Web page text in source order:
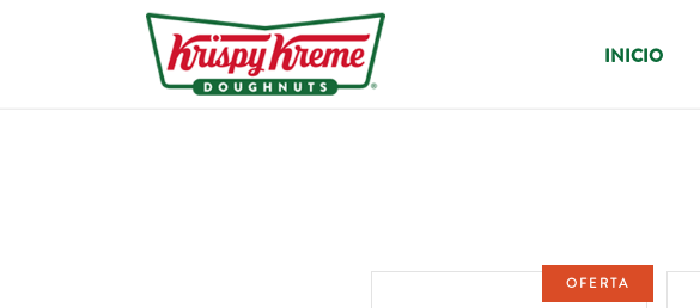
INICIO
OFERTA